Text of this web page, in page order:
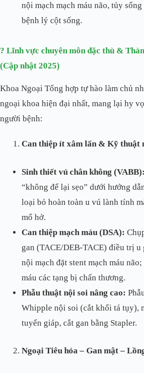
nội mạch mạch máu não, tủy
bệnh lý cột sống.
? Lĩnh vực chuyên môn đặc thù &
(Cập nhật 2025)
Khoa Ngoại Tổng hợp tự hào làm chủ
ngoại khoa hiện đại nhất, mang lại hy
người bệnh:
Can thiệp ít xâm lấn & Kỹ thuật
Sinh thiết vú chân không (VABB):
“không để lại sẹo” dưới hướng
loại bỏ hoàn toàn u vú lành tính
mổ hở.
Can thiệp mạch máu (DSA):
gan (TACE/DEB-TACE) điều trị u
nội mạch đặt stent mạch máu
máu các tạng bị chấn thương.
Phẫu thuật nội soi nâng cao:
Whipple nội soi (cắt khối tá tụy),
tuyến giáp, cắt gan bằng Stapler.
Ngoại Tiêu hóa – Gan mật –